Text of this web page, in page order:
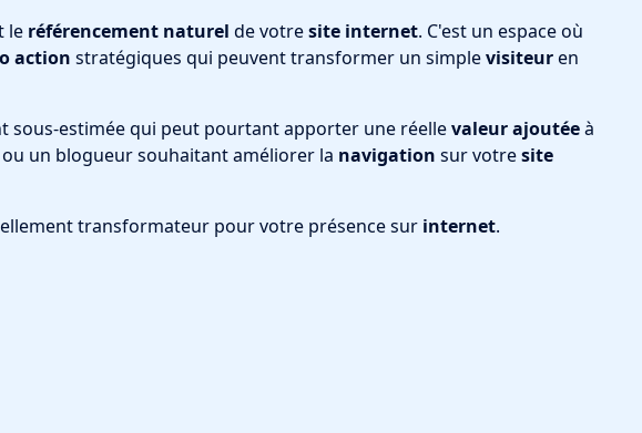
le référencement naturel de votresite internet. C'est un espace où
action stratégiques qui peuvent transformer un simplevisiteuren
sous-estimée qui peut pourtant apporter une réellevaleur ajoutéeà
ou un blogueur souhaitant améliorer la navigation sur votresite
transformateur pour votre présence sur internet.